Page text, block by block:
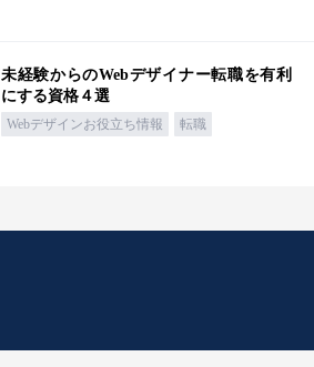
未経験からのWebデザイナー転職を有利
にする資格４選
Webデザインお役立ち情報 転職